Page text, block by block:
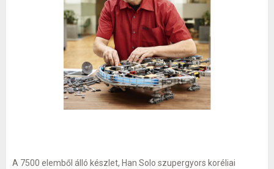
A 7500 elemből álló készlet, Han Solo szupergyors koréliai